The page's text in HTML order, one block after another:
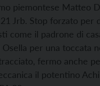
piemontese Matteo
Jrb. Stop forzato per
come il padrone di
Osella per una toccata
fermo anche
il potentino